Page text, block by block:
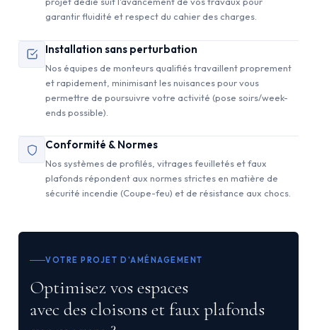
garantir fluidité et respect du cahier des charges.
Installation sans perturbation
Nos équipes de monteurs qualifiés travaillent proprement
et rapidement, minimisant les nuisances pour vous
permettre de poursuivre votre activité (pose soirs/week-
ends possible).
Conformité & Normes
Nos systèmes de profilés, vitrages feuilletés et faux
plafonds répondent aux normes strictes en matière de
sécurité incendie (Coupe-feu) et de résistance aux chocs.
VOTRE PROJET D'AMÉNAGEMENT
Optimisez vos espaces
avec des cloisons et faux plafonds